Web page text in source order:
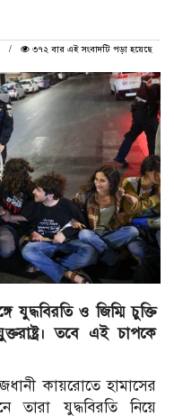
৩৭২ বার এই সংবাদটি পড়া হয়েছে
যুদ্ধবিরতি ও জিম্মি চুক্তি
তবে এই চাপকে
কায়রোতে হামাসের
তারা যুদ্ধবিরতি নিয়ে